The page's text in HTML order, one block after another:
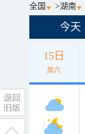
全国 >湖南
今天
15日
周六